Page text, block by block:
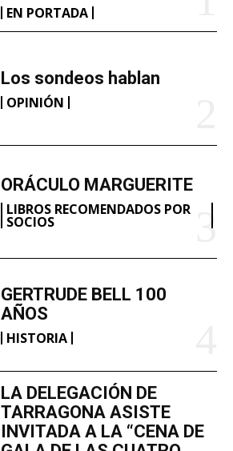
EN PORTADA
Los sondeos hablan
OPINIÓN
ORÁCULO MARGUERITE
LIBROS RECOMENDADOS POR
SOCIOS
GERTRUDE BELL 100
AÑOS
HISTORIA
LA DELEGACIÓN DE
TARRAGONA ASISTE
INVITADA A LA “CENA DE